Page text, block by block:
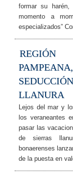
formar su
momento a
especializados”
REGIÓN
PAMPEANA,
LLANURA
Lejos del mar y
los veraneantes
pasar las
de sierras
bonaerenses
de la puesta en